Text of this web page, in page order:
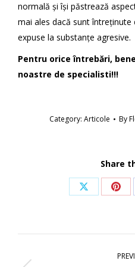
normală și își păstrează
mai ales dacă sunt
expuse la substanțe agresive.
Pentru orice întrebări,
noastre de specialisti!!!
Category: Articole By
Share
Share
X